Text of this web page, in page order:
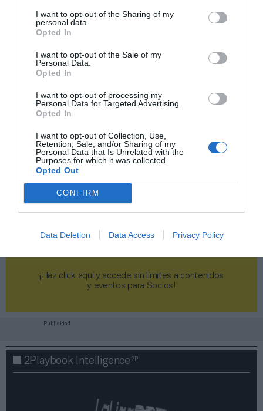
I want to opt-out of the Sharing of my
personal data.
Opted In
I want to opt-out of the Sale of my
Personal Data.
Opted In
I want to opt-out of processing my
Personal Data for Targeted Advertising.
Opted In
I want to opt-out of Collection, Use,
Retention, Sale, and/or Sharing of my
Personal Data that Is Unrelated with the
Purposes for which it was collected.
Opted Out
CONFIRM
Data Deletion Data Access Privacy Policy
¡Haz click aquí y accede sin límites a contenidos
y eventos para Socios!​​​​​​​
Publicidad
2Playbook Intelligence2P